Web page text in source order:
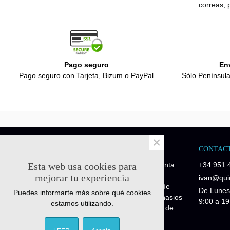
correas,
Pago seguro
Pago seguro con Tarjeta, Bizum o PayPal
Sólo
Quick-Fitness es una empresa de venta
de recambios y repuestos fitness.
Disponemos de piezas de repuesto de
maquinaria profesional para los gimnasios
y piezas de repuesto para máquinas de
particulares Fitness Home.
+34 951
De
9:00 a
Esta web usa cookies para
mejorar tu experiencia
Puedes informarte más sobre qué cookies
estamos utilizando.
×